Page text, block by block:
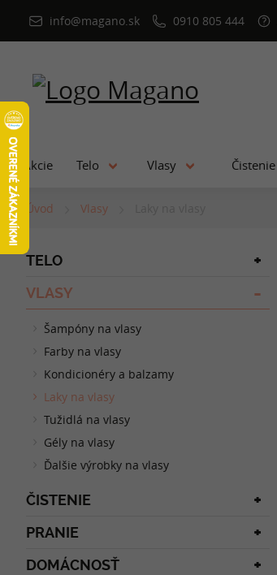
info@magano.sk 0910 805 444
Akcie Telo Vlasy Čistenie
Úvod Vlasy
TELO
VLASY
Šampóny na vlasy
Farby na vlasy
Kondicionéry a balzamy
Laky na vlasy
Tužidlá na vlasy
Gély na vlasy
Ďalšie výrobky na vlasy
ČISTENIE
PRANIE
DOMÁCNOSŤ